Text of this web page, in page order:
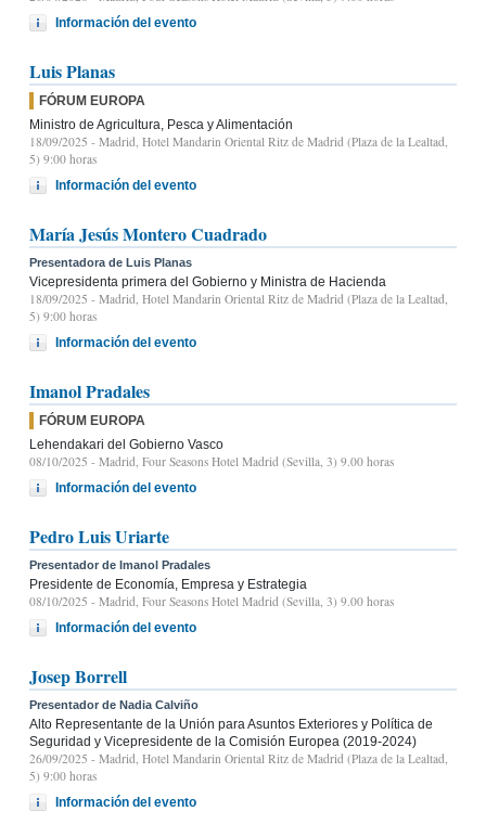
Información del evento
Luis Planas
FÓRUM EUROPA
Ministro de Agricultura, Pesca y Alimentación
18/09/2025 - Madrid, Hotel Mandarin Oriental Ritz de Madrid (Plaza de la Lealtad,
5) 9:00 horas
Información del evento
María Jesús Montero Cuadrado
Presentadora de Luis Planas
Vicepresidenta primera del Gobierno y Ministra de Hacienda
18/09/2025 - Madrid, Hotel Mandarin Oriental Ritz de Madrid (Plaza de la Lealtad,
5) 9:00 horas
Información del evento
Imanol Pradales
FÓRUM EUROPA
Lehendakari del Gobierno Vasco
08/10/2025 - Madrid, Four Seasons Hotel Madrid (Sevilla, 3) 9.00 horas
Información del evento
Pedro Luis Uriarte
Presentador de Imanol Pradales
Presidente de Economía, Empresa y Estrategia
08/10/2025 - Madrid, Four Seasons Hotel Madrid (Sevilla, 3) 9.00 horas
Información del evento
Josep Borrell
Presentador de Nadia Calviño
Alto Representante de la Unión para Asuntos Exteriores y Política de
Seguridad y Vicepresidente de la Comisión Europea (2019-2024)
26/09/2025 - Madrid, Hotel Mandarin Oriental Ritz de Madrid (Plaza de la Lealtad,
5) 9:00 horas
Información del evento